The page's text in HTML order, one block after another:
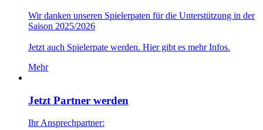
Wir danken unseren Spielerpaten für die Unterstützung in der
Saison 2025/2026
Jetzt auch Spielerpate werden. Hier gibt es mehr Infos.
Mehr
Jetzt Partner werden
Ihr Ansprechpartner: